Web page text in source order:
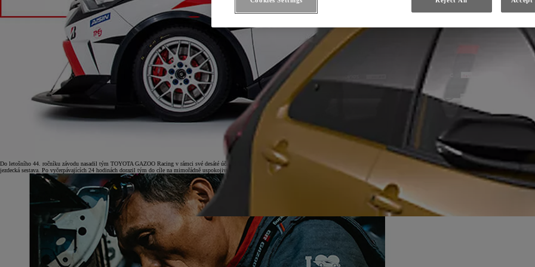
Do letošního 44. ročníku závodu nasadil tým TOYOTA GAZOO Racing v rámci své desáté účasti v tomto podniku celkem tři vozy: zbrusu novou Toyotu C-HR Racing, Lexus RC a Lexus RC F. Za volantem speciálu
jezdecká sestava. Po vyčerpávajících 24 hodinách dorazil tým do cíle na mimořádně uspokojivém 84. místě, resp. jako třetí ve své kategorii.